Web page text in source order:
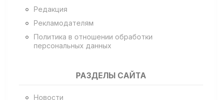
Редакция
Рекламодателям
Политика в отношении обработки
персональных данных
РАЗДЕЛЫ САЙТА
Новости